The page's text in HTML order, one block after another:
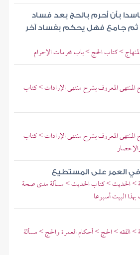
بأن أحرم بالحج بعد فساد
ثم جامع فهل يحكم بفساد آخر
> كتاب الحج > باب محرمات الإحرام
المنتهى المعروف بشرح منتهى الإرادات > كتاب
المنتهى المعروف بشرح منتهى الإرادات > كتاب
العمر على المستطيع
> الحديث > كتاب الحديث > مسألة مدى صحة
البيت أسبوعا
> الفقه > الحج > أحكام العمرة والحج > مسألة